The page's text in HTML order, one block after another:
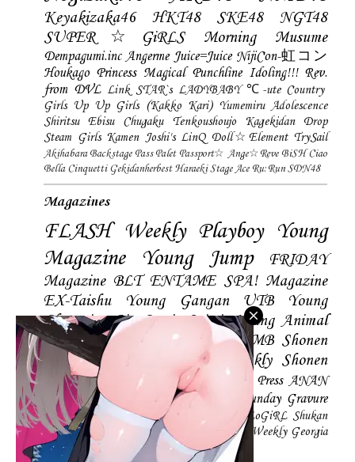
Keyakizaka46 HKT48 SKE48
NGT48
SUPER☆GiRLS
Morning Musume
Dempagumi.inc Angerme Juice=Juice NijiCon-虹コン
Houkago Princess Magical Punchline Idoling!!! Rev.
from DVL Link STAR`s LADYBABY ℃-ute Country
Girls Up Up Girls (Kakko Kari) Yumemiru Adolescence
Shiritsu Ebisu Chugaku
Tenkoushoujo Kagekidan
Drop
Steam Girls Kamen Joshi's LinQ Doll☆Element TrySail
Akihabara Backstage Pass Palet Passport☆ Ange☆Reve BiSH Ciao
Bella Cinquetti Gekidanherbest Haraeki Stage Ace Ru:Run SDN48
Magazines
FLASH Weekly Playboy Young
Magazine
Young Jump
FRIDAY
Magazine BLT ENTAME SPA! Magazine
EX-Taishu
Young Gangan UTB
Young
Champion Big Comic Spirtis Young Animal
Shonen Magazine
BUBKA BOMB Shonen
Champion
Manga Action
Weekly Shonen
Sunday
Photobooks BRODY Hustle Press ANAN
Magazine SMART Magazine Young Sunday Gravure
The Television
CD&DL My Girl Daily LoGiRL Shukan
Taishu Girls! Magazine Soccer Game King Weekly Georgia
Sunday Magazine Mery Magazine